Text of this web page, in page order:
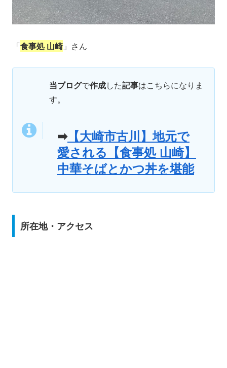
「食事処 山崎」さん
当ブログで作成した記事はこちらになりま
す。
➡【大崎市古川】地元で
愛される【食事処 山崎】
中華そばとかつ丼を堪能
所在地・アクセス